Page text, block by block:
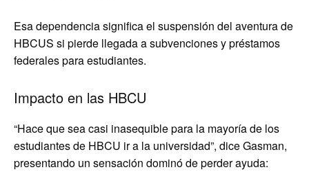
Esa dependencia significa el suspensión del aventura de
HBCUS si pierde llegada a subvenciones y préstamos
federales para estudiantes.
Impacto en las HBCU
“Hace que sea casi inasequible para la mayoría de los
estudiantes de HBCU ir a la universidad”, dice Gasman,
presentando un sensación dominó de perder ayuda: